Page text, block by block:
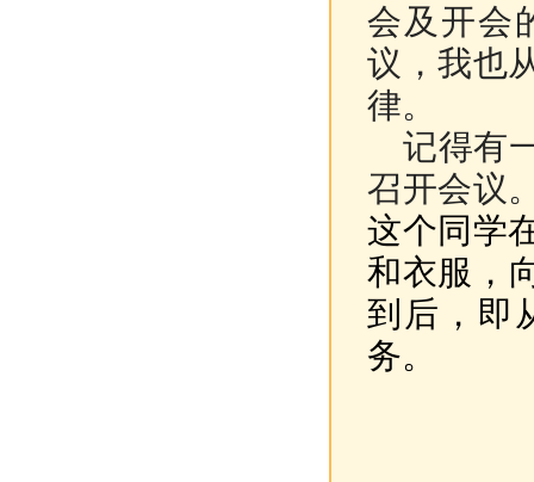
会及开会
议，我也
律。
记得有
召开会议
这个同学
和衣服，
到后，即
务。